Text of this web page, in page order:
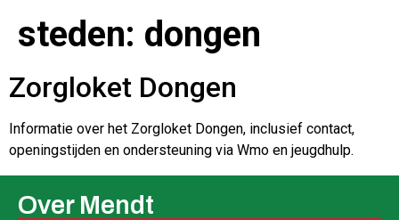
steden: dongen
Zorgloket Dongen
Informatie over het Zorgloket Dongen, inclusief contact,
openingstijden en ondersteuning via Wmo en jeugdhulp.
Over Mendt